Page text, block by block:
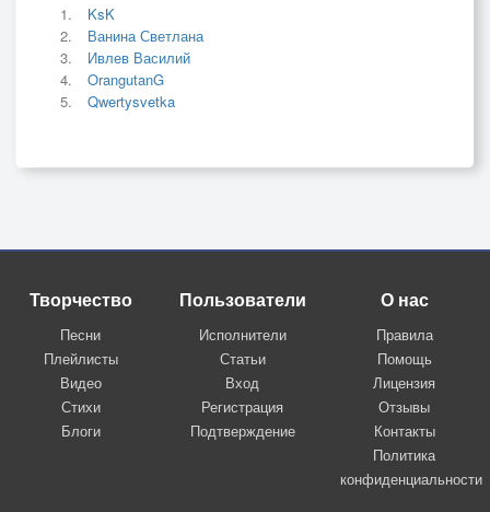
KsK
Ванина Светлана
Ивлев Василий
OrangutanG
Qwertysvetka
Творчество
Песни
Плейлисты
Видео
Стихи
Блоги
Пользователи
Исполнители
Статьи
Вход
Регистрация
Подтверждение
О нас
Правила
Помощь
Лицензия
Отзывы
Контакты
Политика
конфиденциальности